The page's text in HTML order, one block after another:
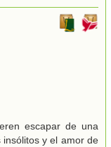
escapar de una
y el amor de